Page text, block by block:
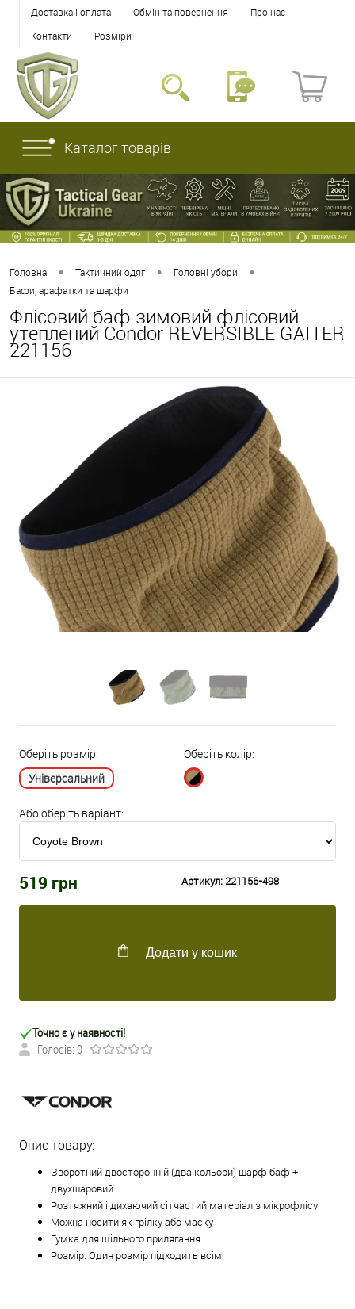
Доставка і оплата Обмін та повернення
Про нас
Контакти
Розміри
Каталог товарів
Головна • Тактичний одяг • Головні убори •
Бафи, арафатки та шарфи
Флісовий баф зимовий флісовий
утеплений Condor REVERSIBLE GAITER
221156
Оберіть розмір:
Універсальний
Оберіть колір:
Або оберіть варіант:
519 грн Артикул: 221156-498
Додати у кошик
Точно є у наявності!
Голосів: 0
Опис товару:
Зворотний двосторонній (два кольори) шарф баф +
двухшаровий
Розтяжний і дихаючий сітчастий матеріал з мікрофлісу
Можна носити як грілку або маску
Гумка для щільного прилягання
Розмір: Один розмір підходить всім